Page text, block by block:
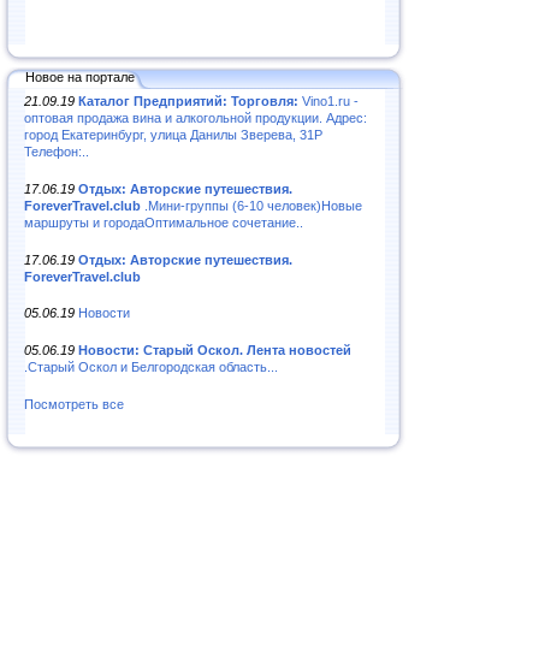
Новое на портале
21.09.19 Каталог Предприятий: Торговля: Vino1.ru -
оптовая продажа вина и алкогольной продукции. Адрес:
город Екатеринбург, улица Данилы Зверева, 31Р
Телефон:..
17.06.19 Отдых: Авторские путешествия.
ForeverTravel.club .Мини-группы (6-10 человек)Новые
маршруты и городаОптимальное сочетание..
17.06.19 Отдых: Авторские путешествия.
ForeverTravel.club
05.06.19 Новости
05.06.19 Новости: Старый Оскол. Лента новостей
.Старый Оскол и Белгородская область...
Посмотреть все